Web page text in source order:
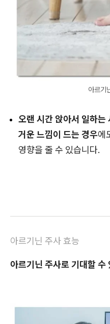
아르기
오랜 시간 앉아서 일하는
거운 느낌이 드는 경우에
영향을 줄 수 있습니다.
아르기닌 주사 효능
아르기닌 주사로 기대할 수